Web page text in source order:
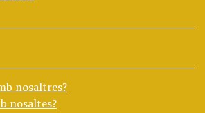
nosaltres?
nosaltes?